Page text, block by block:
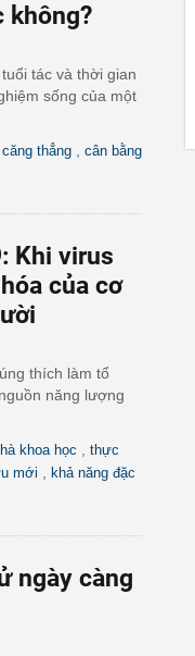
không?
tác và thời gian
sống của một
thẳng
cân bằng
Khi virus
của cơ
thích làm tổ
năng lượng
khoa học
thực
mới
khả năng đặc
ngày càng